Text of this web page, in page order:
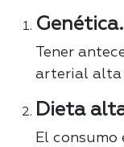
Genética.
Tener
arterial alta
Dieta
El